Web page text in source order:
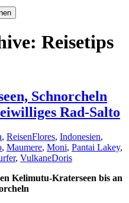
Reisetips
Schnorcheln
Rad-Salto
, ReisenFlores, Indonesien,
, Maumere, Moni, Pantai Lakey,
, VulkaneDoris
Kelimutu-Kraterseen bis an